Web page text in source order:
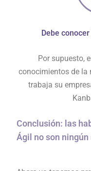
Debe
Por supuesto,
conocimientos de la
trabaja su
Conclusión: las
Ágil no son ningún